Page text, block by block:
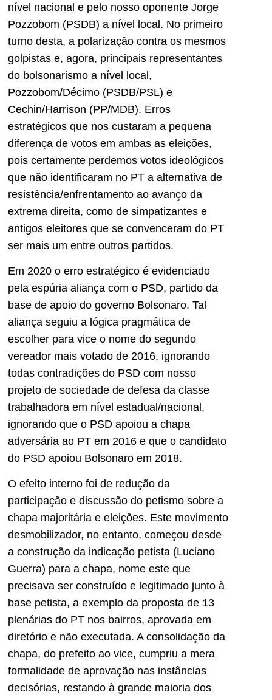
nível nacional e pelo nosso oponente Jorge
Pozzobom (PSDB) a nível local. No primeiro
turno desta, a polarização contra os mesmos
golpistas e, agora, principais representantes
do bolsonarismo a nível local,
Pozzobom/Décimo (PSDB/PSL) e
Cechin/Harrison (PP/MDB). Erros
estratégicos que nos custaram a pequena
diferença de votos em ambas as eleições,
pois certamente perdemos votos ideológicos
que não identificaram no PT a alternativa de
resistência/enfrentamento ao avanço da
extrema direita, como de simpatizantes e
antigos eleitores que se convenceram do PT
ser mais um entre outros partidos.
Em 2020 o erro estratégico é evidenciado
pela espúria aliança com o PSD, partido da
base de apoio do governo Bolsonaro. Tal
aliança seguiu a lógica pragmática de
escolher para vice o nome do segundo
vereador mais votado de 2016, ignorando
todas contradições do PSD com nosso
projeto de sociedade de defesa da classe
trabalhadora em nível estadual/nacional,
ignorando que o PSD apoiou a chapa
adversária ao PT em 2016 e que o candidato
do PSD apoiou Bolsonaro em 2018.
O efeito interno foi de redução da
participação e discussão do petismo sobre a
chapa majoritária e eleições. Este movimento
desmobilizador, no entanto, começou desde
a construção da indicação petista (Luciano
Guerra) para a chapa, nome este que
precisava ser construído e legitimado junto à
base petista, a exemplo da proposta de 13
plenárias do PT nos bairros, aprovada em
diretório e não executada. A consolidação da
chapa, do prefeito ao vice, cumpriu a mera
formalidade de aprovação nas instâncias
decisórias, restando à grande maioria dos